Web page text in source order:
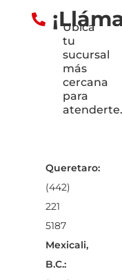
Ubica
tu
sucursal
más
cercana
para
atenderte.
Queretaro:
(442)
221
5187
Mexicali,
B.C.: